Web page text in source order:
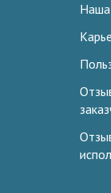
Наша